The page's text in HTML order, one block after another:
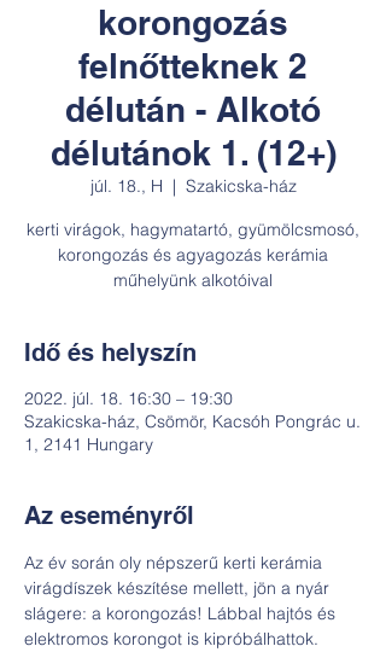
korongozás
felnőtteknek 2
délután - Alkotó
délutánok 1. (12+)
júl. 18., H
  |
Szakicska-ház
kerti virágok, hagymatartó, gyümölcsmosó,
korongozás és agyagozás kerámia
műhelyünk alkotóival
Idő és helyszín
2022. júl. 18. 16:30 – 19:30
Szakicska-ház, Csömör, Kacsóh Pongrác u.
1, 2141 Hungary
Az eseményről
Az év során oly népszerű kerti kerámia
virágdíszek készítése mellett, jön a nyár
slágere: a korongozás! Lábbal hajtós és
elektromos korongot is kipróbálhattok.